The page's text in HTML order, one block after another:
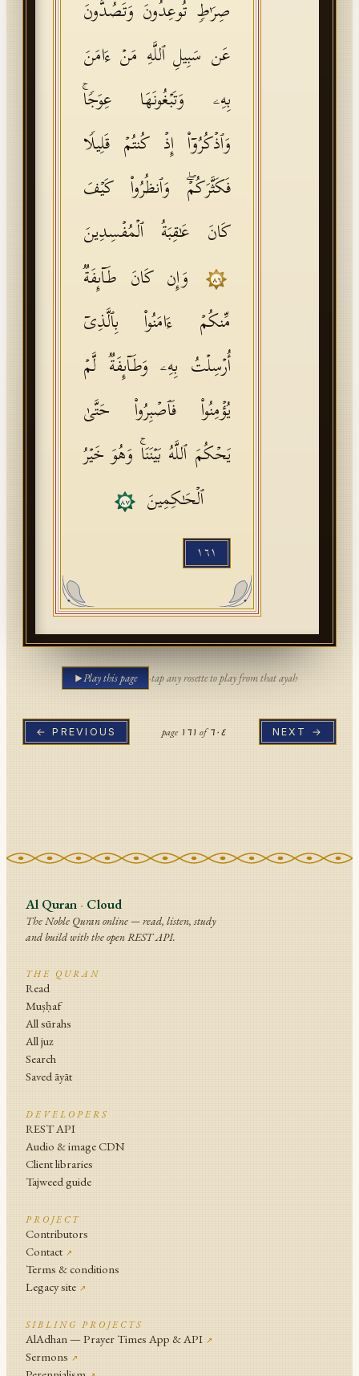
صِرَ ٰ⁠طࣲ تُوعِدُونَ وَتَصُدُّونَ
عَن سَبِیلِ ٱللَّهِ مَنۡ ءَامَنَ
بِهِۦ وَتَبۡغُونَهَا عِوَجࣰاۚ
وَٱذۡكُرُوۤا۟ إِذۡ كُنتُمۡ قَلِیلࣰا
فَكَثَّرَكُمۡۖ وَٱنظُرُوا۟ كَیۡفَ
كَانَ عَـٰقِبَةُ ٱلۡمُفۡسِدِینَ
٨٦
وَإِن كَانَ طَاۤىِٕفَةࣱ
مِّنكُمۡ ءَامَنُوا۟ بِٱلَّذِیۤ
أُرۡسِلۡتُ بِهِۦ وَطَاۤىِٕفَةࣱ لَّمۡ
یُؤۡمِنُوا۟ فَٱصۡبِرُوا۟ حَتَّىٰ
یَحۡكُمَ ٱللَّهُ بَیۡنَنَاۚ وَهُوَ خَیۡرُ
ٱلۡحَـٰكِمِینَ
٨٧
١٦١
Play this page ·tap any rosette to play from that ayah
← PREVIOUS page ١٦١ of٦٠٤ NEXT →
Al Quran · Cloud
The Noble Quran online — read, listen, study
and build with the open REST API.
THE QURAN
Read
Muṣḥaf
All sūrahs
All juz
Search
Saved āyāt
DEVELOPERS
REST API
Audio & image CDN
Client libraries
Tajweed guide
PROJECT
Contributors
Contact ↗
Terms & conditions
Legacy site ↗
SIBLING PROJECTS
AlAdhan — Prayer Times App & API ↗
Sermons ↗